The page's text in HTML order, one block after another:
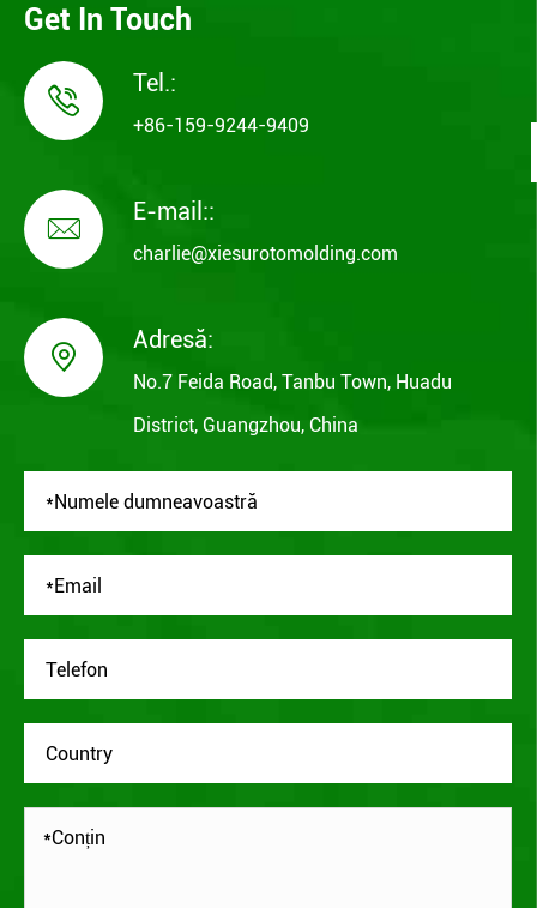
Get In Touch
 Tel.:
+86-159-9244-9409
 E-mail::
charlie@xiesurotomolding.com
 Adresă:
No.7 Feida Road, Tanbu Town, Huadu
District, Guangzhou, China